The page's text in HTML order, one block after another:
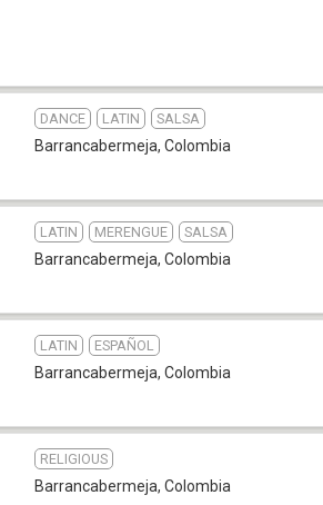
DANCE LATIN SALSA
Barrancabermeja, Colombia
LATIN MERENGUE SALSA
Barrancabermeja, Colombia
LATIN ESPAÑOL
Barrancabermeja, Colombia
RELIGIOUS
Barrancabermeja, Colombia